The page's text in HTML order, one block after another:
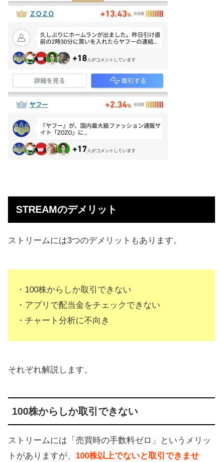
STREAMのデメリット
ストリームには3つのデメリットもあります。
・100株からしか取引できない
・アプリで配当金をチェックできない
・チャート分析に不向き
それぞれ解説します。
100株からしか取引できない
ストリームには「売買時の手数料ゼロ」というメリッ
トがありますが、 100株以上でないと取引できませ